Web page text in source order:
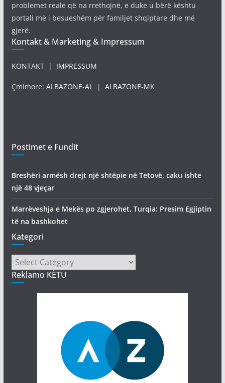
problemet reale që na rrethojnë, e duke u bërë kështu
portali më i besueshëm për familjet shqiptare dhe më
gjerë.
Kontakt & Marketing & Impressum
KONTAKT| IMPRESSUM
Çmimore: ALBAZONE-AL| ALBAZONE-MK
Postimet e Fundit
Breshëri armësh drejt një shtëpie në Tetovë, caku ishte
një 48 vjeçar
Marrëveshja e Mekës po zgjerohet, Turqia: Presim Egjiptin
të na bashkohet
Kategori
Kategori
Reklamo KËTU